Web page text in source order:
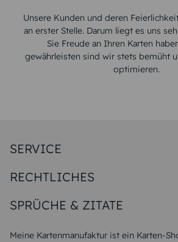
Unsere Kunden und deren
an erster Stelle. Darum liegt es uns
Sie Freude an Ihren Karten
gewährleisten sind wir stets bemüht
optimieren.
Meine Kartenmanufaktur ist ein Karten-
SERVICE
Papiersorten
Unsere Produktion
Magazin
FAQ
RECHTLICHES
Widerrufsbelehrung
SPRÜCHE & ZITATE
Liebeskummer Sprüche